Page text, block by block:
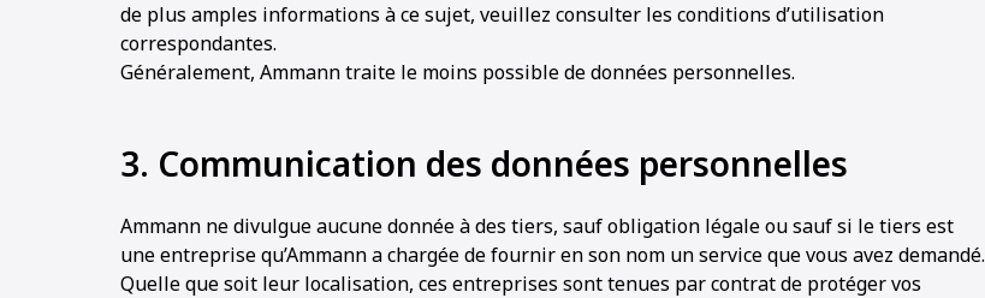
de plus amples informations à ce sujet, veuillez consulter les conditions d’utilisation
correspondantes.
Généralement, Ammann traite le moins possible de données personnelles.
3. Communication des données personnelles
Ammann ne divulgue aucune donnée à des tiers, sauf obligation légale ou sauf si le tiers est
une entreprise qu’Ammann a chargée de fournir en son nom un service que vous avez demandé.
Quelle que soit leur localisation, ces entreprises sont tenues par contrat de protéger vos